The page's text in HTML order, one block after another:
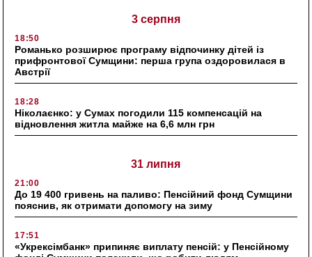
3 серпня
18:50
Романько розширює програму відпочинку дітей із
прифронтової Сумщини: перша група оздоровилася в
Австрії
18:28
Ніколаєнко: у Сумах погодили 115 компенсацій на
відновлення житла майже на 6,6 млн грн
31 липня
21:00
До 19 400 гривень на паливо: Пенсійний фонд Сумщини
пояснив, як отримати допомогу на зиму
17:51
«Укрексімбанк» припиняє виплату пенсій: у Пенсійному